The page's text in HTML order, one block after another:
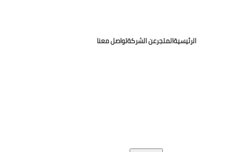
الرئيسيةالمتجرعن الشركةتواصل معنا